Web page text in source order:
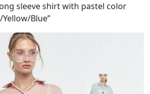
sleeve shirt with pastel color
Blue”